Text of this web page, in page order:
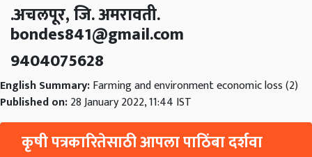
.अचलपूर, जि. अमरावती.
bondes841@gmail.com
9404075628
English Summary:Farming and environment economic loss (2)
Published on:28 January 2022, 11:44 IST
कृषी पत्रकारितेसाठी आपला पाठिंबा दर्शवा